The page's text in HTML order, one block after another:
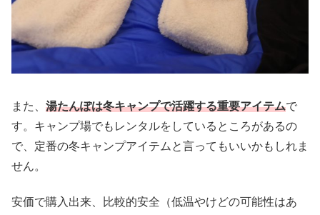
また、 湯たんぽは冬キャンプで活躍する重要アイテムで
す。キャンプ場でもレンタルをしているところがあるの
で、定番の冬キャンプアイテムと言ってもいいかもしれま
せん。
安価で購入出来、比較的安全（低温やけどの可能性はあ